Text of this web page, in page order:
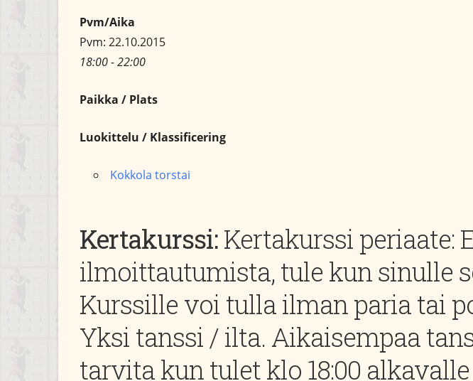
Pvm/Aika
Pvm: 22.10.2015
18:00 - 22:00
Paikka / Plats
Luokittelu / Klassificering
Kokkola torstai
Kertakurssi:Kertakurssi periaate:
ilmoittautumista, tule kun sinulle
Kurssille voi tulla ilman paria tai
Yksi tanssi / ilta. Aikaisempaa
tarvita kun tulet klo 18:00 alkavalle